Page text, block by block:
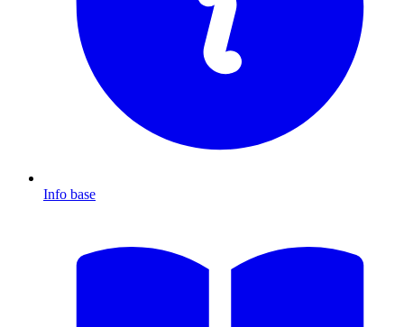
Info base